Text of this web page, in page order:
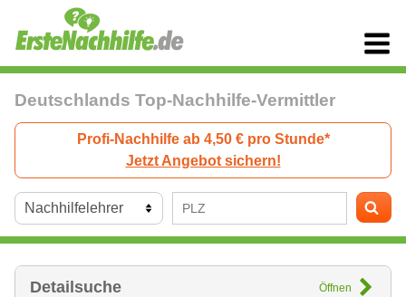
Deutschlands Top-Nachhilfe-Vermittler
Profi-Nachhilfe ab 4,50 € pro Stunde*
Jetzt Angebot sichern!
Detailsuche Öffnen